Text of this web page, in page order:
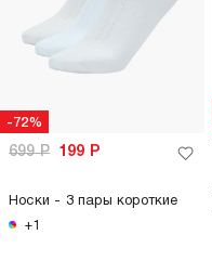
-72%
699Р 199 Р
Носки - 3 пары короткие
+1